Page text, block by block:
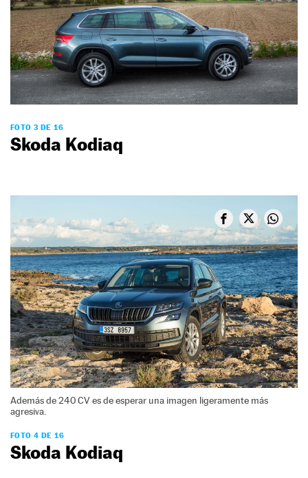
FOTO 3 DE 16
Skoda Kodiaq
Además de 240 CV es de esperar una imagen ligeramente más
agresiva.
FOTO 4 DE 16
Skoda Kodiaq